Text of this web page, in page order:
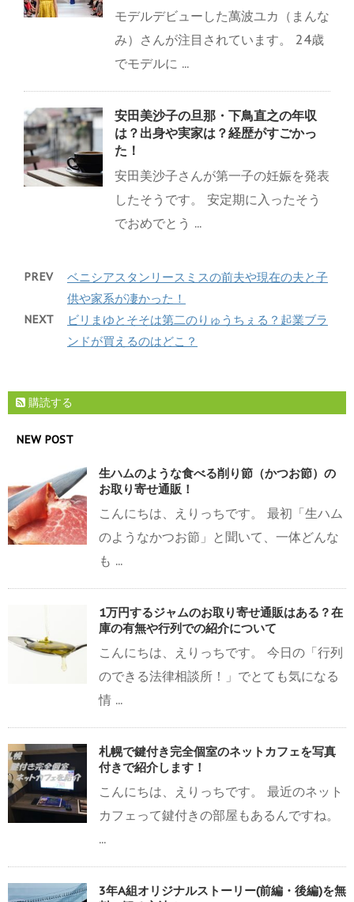
モデルデビューした萬波ユカ（まんな
み）さんが注目されています。 24歳
でモデルに ...
安田美沙子の旦那・下鳥直之の年収
は？出身や実家は？経歴がすごかっ
た！
安田美沙子さんが第一子の妊娠を発表
したそうです。 安定期に入ったそう
でおめでとう ...
PREV
ベニシアスタンリースミスの前夫や現在の夫と子
供や家系が凄かった！
NEXT
ビリまゆとそそは第二のりゅうちぇる？起業ブラ
ンドが買えるのはどこ？
購読する
NEW POST
生ハムのような食べる削り節（かつお節）の
お取り寄せ通販！
こんにちは、えりっちです。 最初「生ハム
のようなかつお節」と聞いて、一体どんな
も ...
1万円するジャムのお取り寄せ通販はある？在
庫の有無や行列での紹介について
こんにちは、えりっちです。 今日の「行列
のできる法律相談所！」でとても気になる
情 ...
札幌で鍵付き完全個室のネットカフェを写真
付きで紹介します！
こんにちは、えりっちです。 最近のネット
カフェって鍵付きの部屋もあるんですね。
...
3年A組オリジナルストーリー(前編・後編)を無